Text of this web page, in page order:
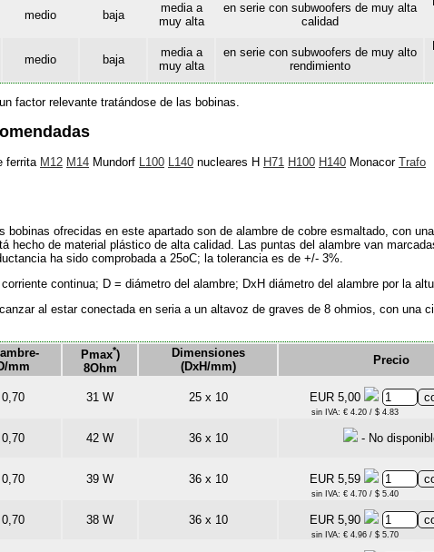
medio baja
media a
muy alta
en serie con subwoofers de muy alta
calidad
medio baja
media a
muy alta
en serie con subwoofers de muy alto
rendimiento
factor relevante tratándose de las bobinas.
ferrita M12 M14 Mundorf L100 L140 nucleares H H71 H100 H140 Monacor Trafo
bobinas ofrecidas en este apartado son de alambre de cobre esmaltado, con
hecho de material plástico de alta calidad. Las puntas del alambre van
ha sido comprobada a 25oC; la tolerancia es de +/- 3%.
continua; D = diámetro del alambre; DxH diámetro del alambre por la
al estar conectada en seria a un altavoz de graves de 8 ohmios, con una
mm
Pmax*)
8Ohm
Dimensiones
(DxH/mm)
Precio
0,70 31 W 25 x 10 EUR 5,00
sin IVA: € 4.20 / $ 4.83
0,70 42 W 36 x 10 - No
0,70 39 W 36 x 10 EUR 5,59
sin IVA: € 4.70 / $ 5.40
0,70 38 W 36 x 10 EUR 5,90
sin IVA: € 4.96 / $ 5.70